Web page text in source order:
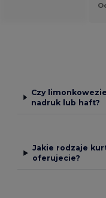
Czy
nadruk lub haft?
Jakie rodzaje
oferujecie?